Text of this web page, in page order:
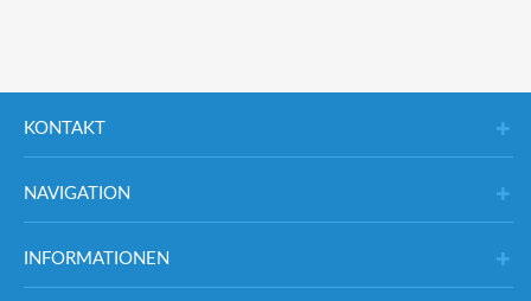
KONTAKT
NAVIGATION
INFORMATIONEN